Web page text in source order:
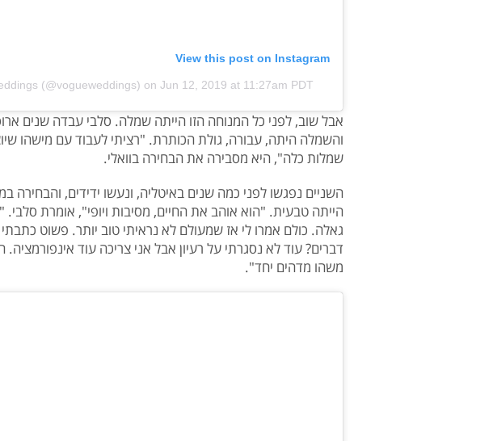
View this post on Instagram
(@vogueweddings) on Jun 12, 2019 at 11:27am PDT
אבל שוב, לפני כל המנוחה הזו הייתה שמלה. סלבי עבדה שנים
והשמלה היתה, עבורה, גולת הכותרת. "רציתי לעבוד עם מישהו
שמלות כלה", היא מסבירה את הבחירה בוואלי.
השניים נפגשו לפני כמה שנים באיטליה, ונעשו ידידים,
הייתה טבעית. "הוא אוהב את החיים, מסיבות ויופי", אומרת
גאלה. כולם אמרו לי אז שמעולם לא נראיתי טוב יותר. פשוט
דברים? עוד לא נסגרתי על רעיון אבל אני צריכה עוד
משהו מדהים יחד".